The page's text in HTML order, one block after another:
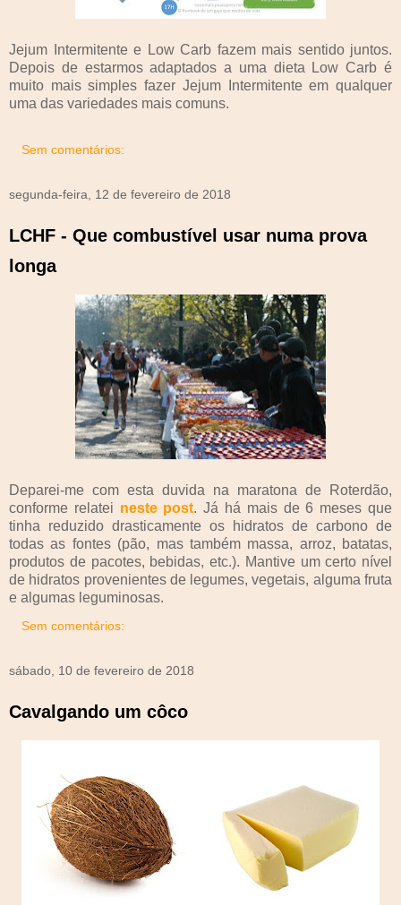
Jejum Intermitente e Low Carb fazem mais sentido juntos.
Depois de estarmos adaptados a uma dieta Low Carb é
muito mais simples fazer Jejum Intermitente em qualquer
uma das variedades mais comuns.
Sem comentários:
segunda-feira, 12 de fevereiro de 2018
LCHF - Que combustível usar numa prova
longa
Deparei-me com esta duvida na maratona de Roterdão,
conforme relatei neste post. Já há mais de 6 meses que
tinha reduzido drasticamente os hidratos de carbono de
todas as fontes (pão, mas também massa, arroz, batatas,
produtos de pacotes, bebidas, etc.). Mantive um certo nível
de hidratos provenientes de legumes, vegetais, alguma fruta
e algumas leguminosas.
Sem comentários:
sábado, 10 de fevereiro de 2018
Cavalgando um côco